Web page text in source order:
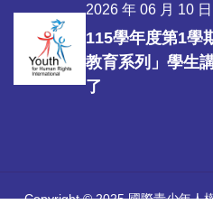
2026 年 06 月 10 日
115學年度第1學
教育系列」學生
了
Copyright © 2025 國際青少年人